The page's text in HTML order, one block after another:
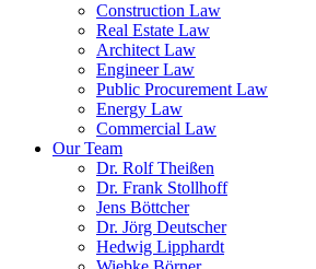
Construction Law
Real Estate Law
Architect Law
Engineer Law
Public Procurement Law
Energy Law
Commercial Law
Our Team
Dr. Rolf Theißen
Dr. Frank Stollhoff
Jens Böttcher
Dr. Jörg Deutscher
Hedwig Lipphardt